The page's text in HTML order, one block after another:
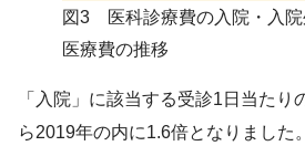
図3 医科診療費の入院・入院
医療費の推移
「入院」に該当する受診1日当たり
ら2019年の内に1.6倍となりました